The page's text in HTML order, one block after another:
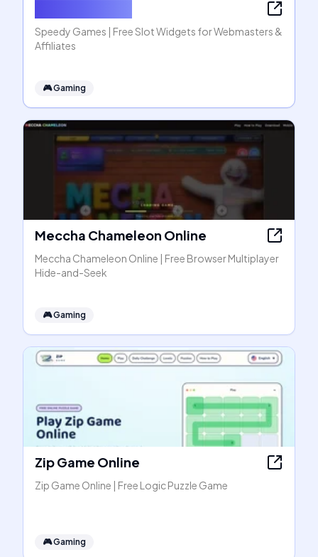
Speedy Games | Free Slot Widgets for Webmasters &
Affiliates
🎮Gaming
Meccha Chameleon Online
Meccha Chameleon Online | Free Browser Multiplayer
Hide-and-Seek
🎮Gaming
Zip Game Online
Zip Game Online | Free Logic Puzzle Game
🎮Gaming